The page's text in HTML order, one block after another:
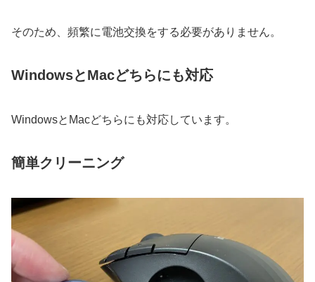
そのため、頻繁に電池交換をする必要がありません。
WindowsとMacどちらにも対応
WindowsとMacどちらにも対応しています。
簡単クリーニング